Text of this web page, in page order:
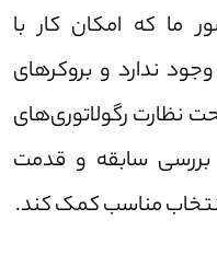
ما که امکان کار با
ندارد و بروکر‌های
نظارت رگولاتوری‌های
سابقه و قدمت